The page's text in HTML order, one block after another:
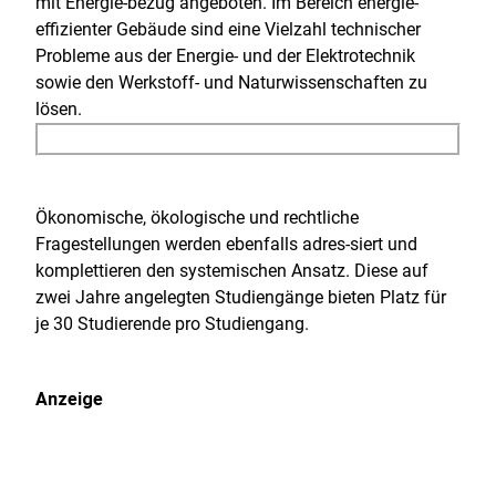
effizienter Gebäude sind eine Vielzahl technischer
Probleme aus der Energie- und der Elektrotechnik
sowie den Werkstoff- und Naturwissenschaften zu
lösen.
Ökonomische, ökologische und rechtliche
Fragestellungen werden ebenfalls adres-siert und
komplettieren den systemischen Ansatz. Diese auf
zwei Jahre angelegten Studiengänge bieten Platz für
je 30 Studierende pro Studiengang.
Anzeige